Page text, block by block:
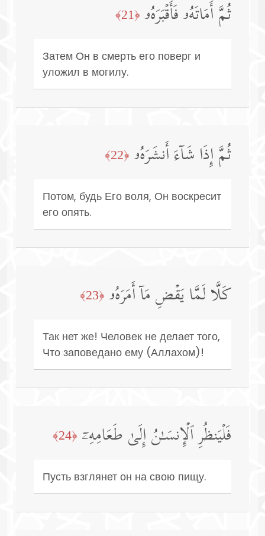
ثُمَّ أَمَاتَهُۥ فَأَقۡبَرَهُۥ ﴿21﴾
Затем Он в смерть его поверг и
уложил в могилу.
ثُمَّ إِذَا شَاۤءَ أَنشَرَهُۥ ﴿22﴾
Потом, будь Его воля, Он воскресит
его опять.
كَلَّا لَمَّا یَقۡضِ مَاۤ أَمَرَهُۥ ﴿23﴾
Так нет же! Человек не делает того,
Что заповедано ему (Аллахом)!
فَلۡیَنظُرِ ٱلۡإِنسَـٰنُ إِلَىٰ طَعَامِهِۦۤ ﴿24﴾
Пусть взглянет он на свою пищу.